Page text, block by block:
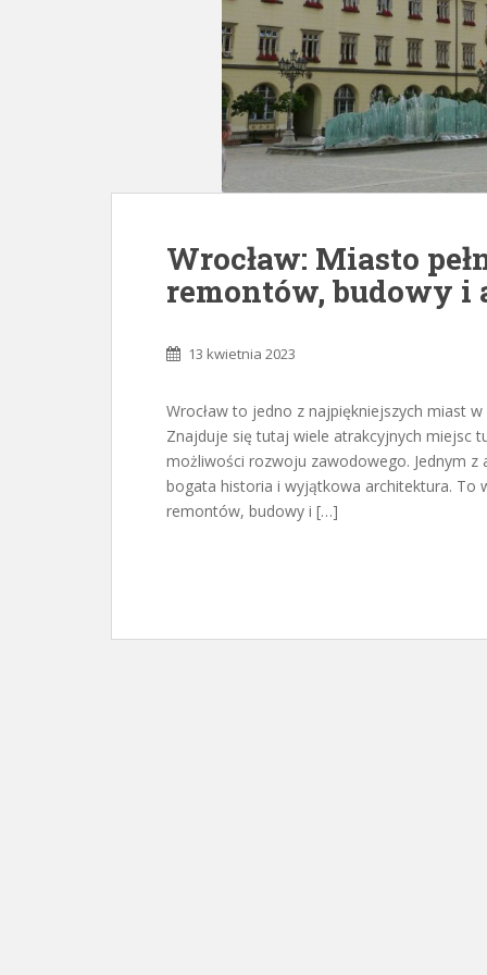
Wrocław: Miasto
remontów, budowy i
13 kwietnia 2023
Wrocław to jedno z najpiękniejszych miast
Znajduje się tutaj wiele atrakcyjnych miejsc
możliwości rozwoju zawodowego. Jednym
bogata historia i wyjątkowa architektura. To
remontów, budowy i […]